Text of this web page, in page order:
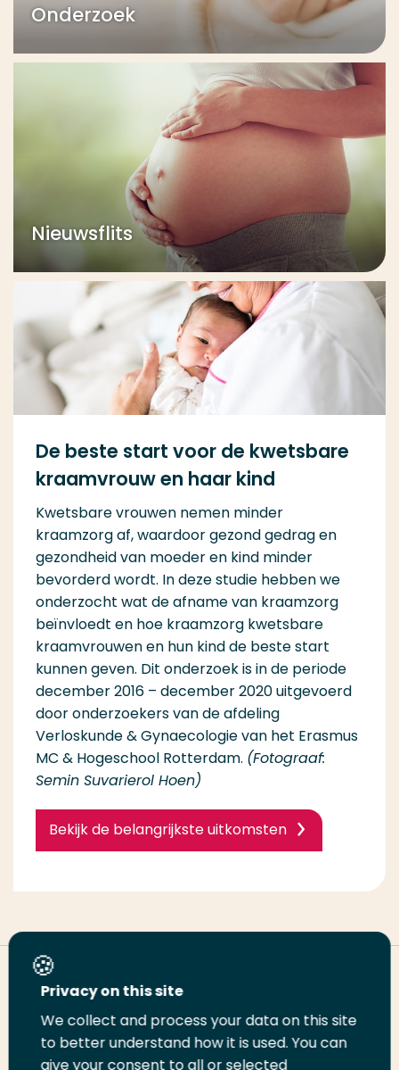
Onderzoek
Nieuwsflits
De beste start voor de kwetsbare
kraamvrouw en haar kind
Kwetsbare vrouwen nemen minder
kraamzorg af, waardoor gezond gedrag en
gezondheid van moeder en kind minder
bevorderd wordt. In deze studie hebben we
onderzocht wat de afname van kraamzorg
beïnvloedt en hoe kraamzorg kwetsbare
kraamvrouwen en hun kind de beste start
kunnen geven. Dit onderzoek is in de periode
december 2016 – december 2020 uitgevoerd
door onderzoekers van de afdeling
Verloskunde & Gynaecologie van het Erasmus
MC & Hogeschool Rotterdam. (Fotograaf:
Semin Suvarierol Hoen)
Bekijk de belangrijkste uitkomsten
Deel deze pagina
DeelDeelDeelEmailPrint
Privacy on this site
We collect and process your data on this site
to better understand how it is used. You can
give your consent to all or selected